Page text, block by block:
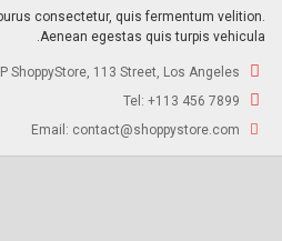
consectetur, quis fermentum velition.
Aenean egestas quis turpis vehicula.
ShoppyStore, 113 Street, Los Angeles
+113 456 7899
contact@shoppystore.com